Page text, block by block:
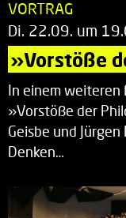
VORTRAG
Di. 22.09. um
»Vorstöße
In einem
»Vorstöße der
Geisbe und
Denken…